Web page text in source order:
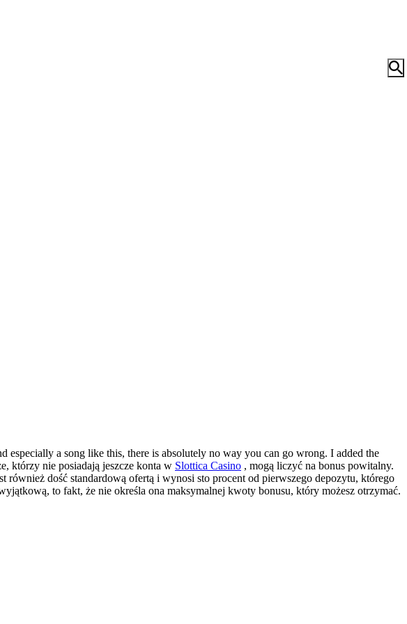
a song like this, there is absolutely no way you can go wrong. I added the
którzy nie posiadają jeszcze konta w Slottica Casino , mogą liczyć na bonus powitalny.
dość standardową ofertą i wynosi sto procent od pierwszego depozytu, którego
to fakt, że nie określa ona maksymalnej kwoty bonusu, który możesz otrzymać.